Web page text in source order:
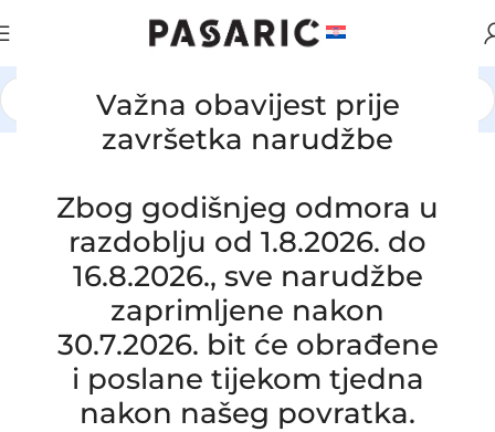
Važna obavijest prije
završetka narudžbe
Zbog godišnjeg odmora u
razdoblju od 1.8.2026. do
16.8.2026., sve narudžbe
zaprimljene nakon
30.7.2026. bit će obrađene
i poslane tijekom tjedna
nakon našeg povratka.
AUTOMOBILI / HYUNDAI / KIA
Click to enlarge
Zamjensko crijevo hladnjaka motora
KIA K 2500, 0K63K15186A
8-2-3